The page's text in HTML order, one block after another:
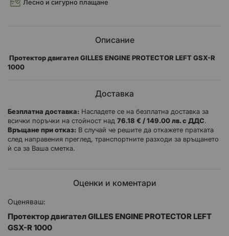
Лесно и сигурно плащане
Описание
Протектор двигател GILLES ENGINE PROTECTOR LEFT GSX-R
1000
Доставка
Безплатна доставка: Насладете се на безплатна доставка за
всички поръчки на стойност над 76.18 € / 149.00 лв. с ДДС.
Връщане при отказ: В случай че решите да откажете пратката
след направения преглед, транспортните разходи за връщането
ѝ са за Ваша сметка.
Оценки и коментари
Оценяваш:
Протектор двигател GILLES ENGINE PROTECTOR LEFT
GSX-R 1000